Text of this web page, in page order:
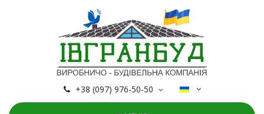
+38 (097) 976-50-50